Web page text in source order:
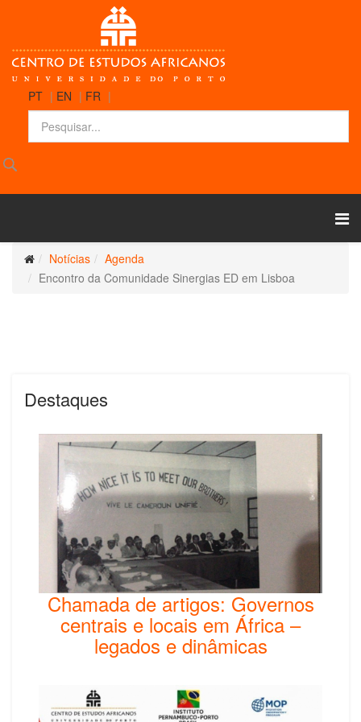
PT | EN | FR |
Notícias
Agenda
Encontro da Comunidade Sinergias ED em Lisboa
Destaques
Chamada de artigos: Governos
centrais e locais em África –
legados e dinâmicas